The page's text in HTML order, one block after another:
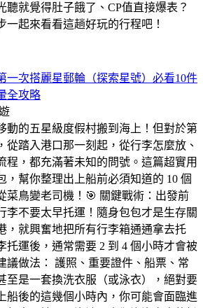
聽就覺得肚子餓了、CP值直接爆表？
一起來看看這趟好玩的行程吧！
一次搭麗星郵輪（探索星號）必看10件
全攻略
動的五星級度假村搬到海上！但對於第
從踏入港口那一刻起，從行李怎麼放、
程，都充滿著未知的問號。這篇超實用
，幫你整理出上船前必須知道的 10 個
菜鳥變老司機！🎯 關鍵戰術：出發前
李不要太早托運！隨身包包才是生存關
，就興奮地把所有行李箱通通拿去托
托運後，通常需要 2 到 4 個小時才會被
議做法： 護照、重要證件、船票、常
至是一套換洗衣服（或泳衣），絕對要
船後的這幾個小時內，你可能會面臨進